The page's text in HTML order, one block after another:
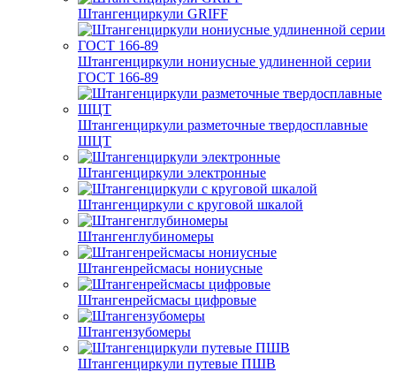
Штангенциркули GRIFF
Штангенциркули нониусные удлиненной серии
ГОСТ 166-89
Штангенциркули разметочные твердосплавные
ШЦТ
Штангенциркули электронные
Штангенциркули с круговой шкалой
Штангенглубиномеры
Штангенрейсмасы нониусные
Штангенрейсмасы цифровые
Штангензубомеры
Штангенциркули путевые ПШВ